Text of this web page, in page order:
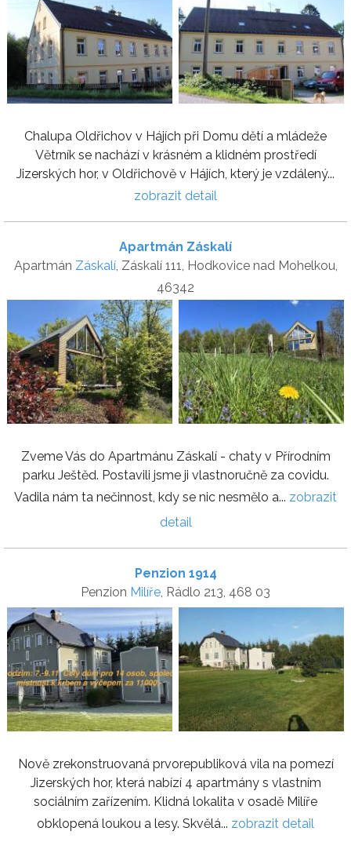
Chalupa Oldřichov v Hájích při Domu dětí a mládeže
Větrník se nachází v krásném a klidném prostředí
Jizerských hor, v Oldřichově v Hájích, který je vzdálený...
zobrazit detail
Apartmán Záskalí
Apartmán Záskalí, Záskalí 111, Hodkovice nad Mohelkou,
46342
Zveme Vás do Apartmánu Záskalí - chaty v Přírodním
parku Ještěd. Postavili jsme ji vlastnoručně za covidu.
Vadila nám ta nečinnost, kdy se nic nesmělo a... zobrazit
detail
Penzion 1914
Penzion Milíře, Rádlo 213, 468 03
Nově zrekonstruovaná prvorepubliková vila na pomezí
Jizerských hor, která nabízí 4 apartmány s vlastním
sociálním zařízením. Klidná lokalita v osadě Milíře
obklopená loukou a lesy. Skvělá... zobrazit detail